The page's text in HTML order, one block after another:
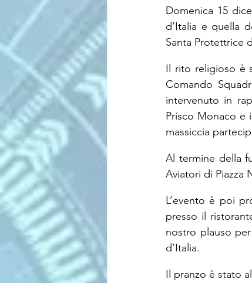
Domenica 15
d’Italia e quella
Santa Protettrice
Il rito religioso è
Comando
intervenuto in
Prisco Monaco
massiccia
Al termine della
Aviatori di Piazza
L’evento è poi
presso il
nostro plauso
d’Italia.
Il pranzo è stato